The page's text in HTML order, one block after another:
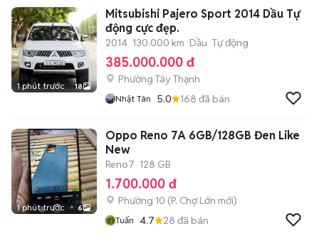
1 phút trước 18
Mitsubishi Pajero Sport 2014 Dầu Tự
động cực đẹp.
2014 130.000 km Dầu Tự động
385.000.000 đ
Phường Tây Thạnh
Nhật Tân 5.0 168 đã bán
1 phút trước 6
Oppo Reno 7A 6GB/128GB Đen Like
New
Reno7 128 GB
1.700.000 đ
Phường 10 (P. Chợ Lớn mới)
Tuấn 4.7 28 đã bán